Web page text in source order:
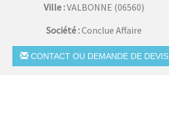
Ville :VALBONNE (06560)
Société :Conclue Affaire
CONTACT OU DEMANDE DE DEVIS